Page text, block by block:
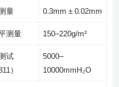
量 0.3mm ± 0.02mm
测量 150–220g/m²
试
）
5000–
10000mmH₂O